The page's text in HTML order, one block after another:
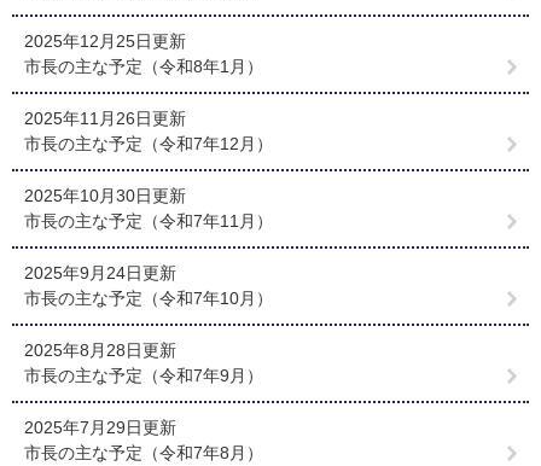
2025年12月25日更新
市長の主な予定（令和8年1月）
2025年11月26日更新
市長の主な予定（令和7年12月）
2025年10月30日更新
市長の主な予定（令和7年11月）
2025年9月24日更新
市長の主な予定（令和7年10月）
2025年8月28日更新
市長の主な予定（令和7年9月）
2025年7月29日更新
市長の主な予定（令和7年8月）